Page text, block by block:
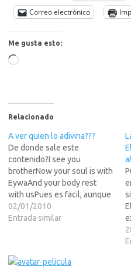
Correo electrónico
Me gusta esto:
Cargando...
Relacionado
A ver quien lo adivina???
De donde sale este
contenido?I see you
brotherNow your soul is with
EywaAnd your body rest
with usPues es facil, aunque
igual asi a la primera no dais
con ello, porque vosotros
habreis visto en Espa?Pues
02/01/2010
Entrada similar